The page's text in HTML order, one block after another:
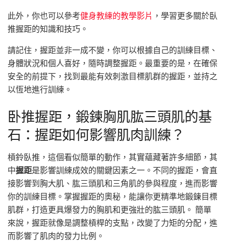
此外，你也可以參考健身教練的教學影片 ，學習更多關於臥
推握距的知識和技巧。
請記住，握距並非一成不變，你可以根據自己的訓練目標、
身體狀況和個人喜好，隨時調整握距。最重要的是，在確保
安全的前提下，找到最能有效刺激目標肌群的握距，並持之
以恆地進行訓練。
卧推握距，鍛鍊胸肌肱三頭肌的基
石：握距如何影響肌肉訓練？
槓鈴臥推，這個看似簡單的動作，其實蘊藏著許多細節，其
中握距是影響訓練成效的關鍵因素之一。不同的握距，會直
接影響到胸大肌、肱三頭肌和三角肌的參與程度，進而影響
你的訓練目標。掌握握距的奧秘，能讓你更精準地鍛鍊目標
肌群，打造更具爆發力的胸肌和更強壯的肱三頭肌。 簡單
來說，握距就像是調整槓桿的支點，改變了力矩的分配，進
而影響了肌肉的發力比例。